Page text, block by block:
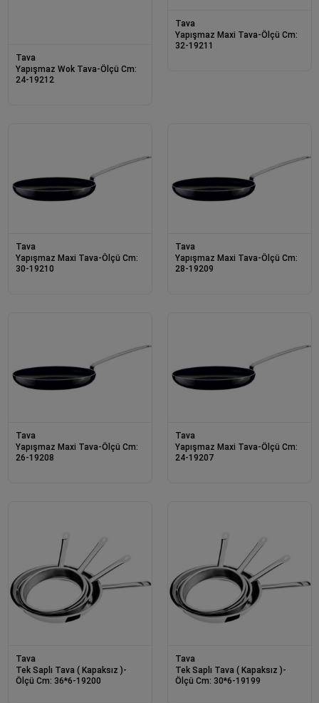
Tava
Yapışmaz Wok Tava-Ölçü Cm:
24-19212
Tava
Yapışmaz Maxi Tava-Ölçü Cm:
32-19211
Tava
Yapışmaz Maxi Tava-Ölçü Cm:
30-19210
Tava
Yapışmaz Maxi Tava-Ölçü Cm:
28-19209
Tava
Yapışmaz Maxi Tava-Ölçü Cm:
26-19208
Tava
Yapışmaz Maxi Tava-Ölçü Cm:
24-19207
Tava
Tek Saplı Tava ( Kapaksız )-
Ölçü Cm: 36*6-19200
Tava
Tek Saplı Tava ( Kapaksız )-
Ölçü Cm: 30*6-19199